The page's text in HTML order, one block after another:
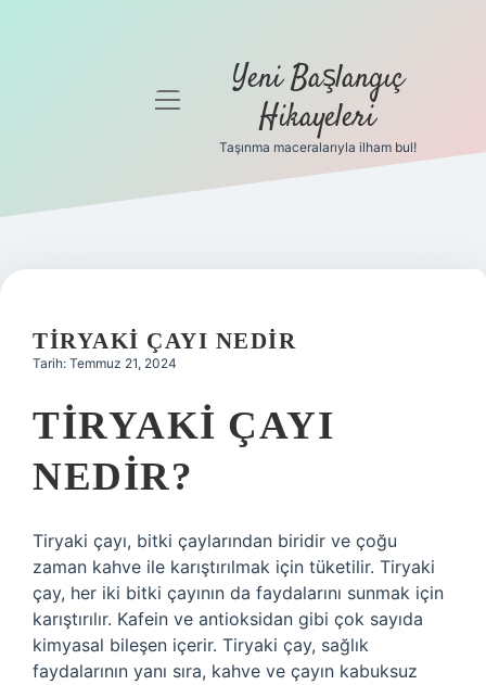
Gizlilik
Hakkımızda
menüyü
Yeni Başlangıç
Hikayeleri
Taşınma maceralarıyla ilham bul!
TIRYAKI ÇAYI NEDIR
Tarih: Temmuz 21, 2024
TIRYAKI ÇAYI
NEDIR?
Tiryaki çayı, bitki çaylarından biridir ve çoğu
zaman kahve ile karıştırılmak için tüketilir. Tiryaki
çay, her iki bitki çayının da faydalarını sunmak için
karıştırılır. Kafein ve antioksidan gibi çok sayıda
kimyasal bileşen içerir. Tiryaki çay, sağlık
faydalarının yanı sıra, kahve ve çayın kabuksuz